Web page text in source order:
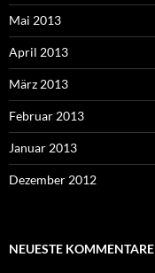
Mai 2013
April 2013
März 2013
Februar 2013
Januar 2013
Dezember 2012
NEUESTE KOMMENTARE